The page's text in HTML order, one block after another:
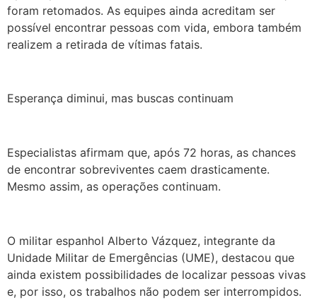
foram retomados. As equipes ainda acreditam ser
possível encontrar pessoas com vida, embora também
realizem a retirada de vítimas fatais.
Esperança diminui, mas buscas continuam
Especialistas afirmam que, após 72 horas, as chances
de encontrar sobreviventes caem drasticamente.
Mesmo assim, as operações continuam.
O militar espanhol Alberto Vázquez, integrante da
Unidade Militar de Emergências (UME), destacou que
ainda existem possibilidades de localizar pessoas vivas
e, por isso, os trabalhos não podem ser interrompidos.